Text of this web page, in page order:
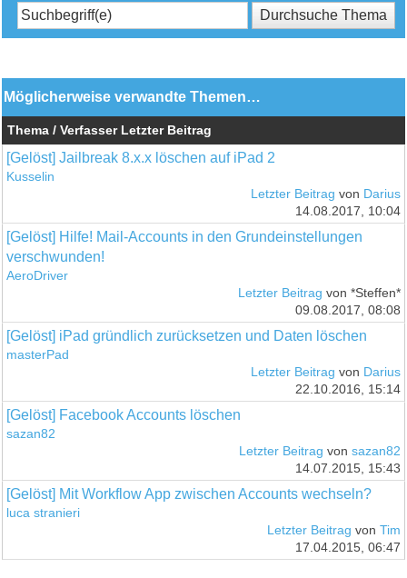
Möglicherweise verwandte Themen…
Thema / Verfasser Letzter Beitrag
[Gelöst] Jailbreak 8.x.x löschen auf iPad 2
Kusselin
Letzter Beitrag von Darius
14.08.2017, 10:04
[Gelöst] Hilfe! Mail-Accounts in den Grundeinstellungen
verschwunden!
AeroDriver
Letzter Beitrag von *Steffen*
09.08.2017, 08:08
[Gelöst] iPad gründlich zurücksetzen und Daten löschen
masterPad
Letzter Beitrag von Darius
22.10.2016, 15:14
[Gelöst] Facebook Accounts löschen
sazan82
Letzter Beitrag von sazan82
14.07.2015, 15:43
[Gelöst] Mit Workflow App zwischen Accounts wechseln?
luca stranieri
Letzter Beitrag von Tim
17.04.2015, 06:47